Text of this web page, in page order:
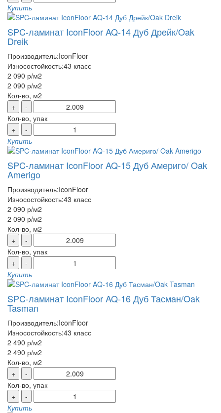
Купить
SPC-ламинат IconFloor AQ-14 Дуб Дрейк/Oak
Dreik
Производитель:IconFloor
Износостойкость:43 класс
2 090 р/м2
2 090 р/м2
Кол-во, м2
+
-
Кол-во, упак
+
-
Купить
SPC-ламинат IconFloor AQ-15 Дуб Америго/ Oak
Amerigo
Производитель:IconFloor
Износостойкость:43 класс
2 090 р/м2
2 090 р/м2
Кол-во, м2
+
-
Кол-во, упак
+
-
Купить
SPC-ламинат IconFloor AQ-16 Дуб Тасман/Oak
Tasman
Производитель:IconFloor
Износостойкость:43 класс
2 490 р/м2
2 490 р/м2
Кол-во, м2
+
-
Кол-во, упак
+
-
Купить